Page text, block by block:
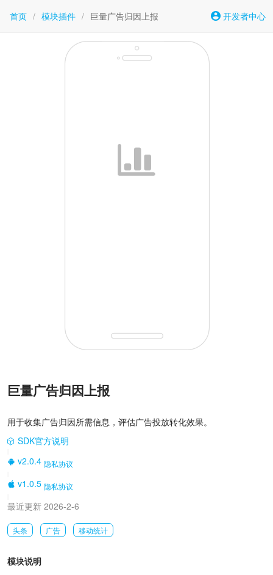
首页 / 模块插件 / 巨量广告归因上报 开发者中心
巨量广告归因上报
用于收集广告归因所需信息，评估广告投放转化效果。
SDK官方说明
v2.0.4 隐私协议
v1.0.5 隐私协议
最近更新 2026-2-6
头条 广告 移动统计
模块说明